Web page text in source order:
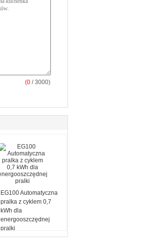
(0 / 3000)
EG100 Automatyczna
pralka z cyklem 0,7
kWh dla
energooszczędnej
pralki